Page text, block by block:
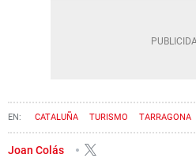
CATALUÑA TURISMO TARRAGONA
Joan Colás